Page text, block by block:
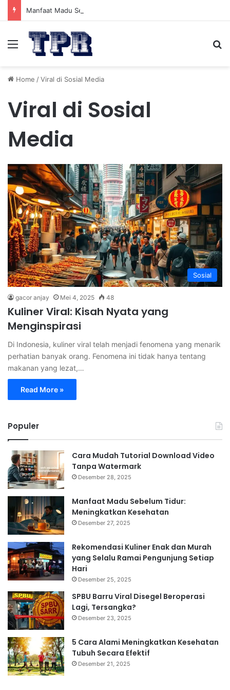
Manfaat Madu Sebelum Tidur: Meningkatkan Kesehatan
Menu
Home /Viral di Sosial Media
Viral di Sosial
Media
Sosial
gacor anjay Mei 4, 2025 48
Kuliner Viral: Kisah Nyata yang
Menginspirasi
Di Indonesia, kuliner viral telah menjadi fenomena yang menarik
perhatian banyak orang. Fenomena ini tidak hanya tentang
makanan yang lezat,…
Read More »
Populer
Cara Mudah Tutorial Download Video
Tanpa Watermark
Desember 28, 2025
Manfaat Madu Sebelum Tidur:
Meningkatkan Kesehatan
Desember 27, 2025
Rekomendasi Kuliner Enak dan Murah
yang Selalu Ramai Pengunjung Setiap
Hari
Desember 25, 2025
SPBU Barru Viral Disegel Beroperasi
Lagi, Tersangka?
Desember 23, 2025
5 Cara Alami Meningkatkan Kesehatan
Tubuh Secara Efektif
Desember 21, 2025